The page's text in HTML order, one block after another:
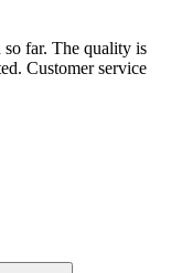
so far. The quality is
Customer service